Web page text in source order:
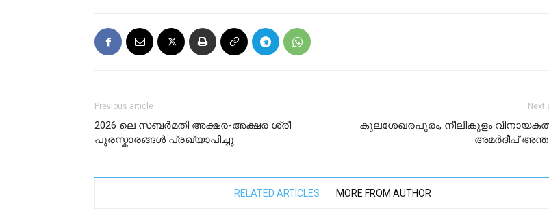
Previous article
2026 ലെ സബർമതി അക്ഷര-അക്ഷര ശ്രീ
പുരസ്കാരങ്ങൾ പ്രഖ്യാപിച്ചു
Next
കുലശേഖരപുരം, നീലികുളം
അമർദീപ്
RELATED ARTICLES MORE FROM AUTHOR